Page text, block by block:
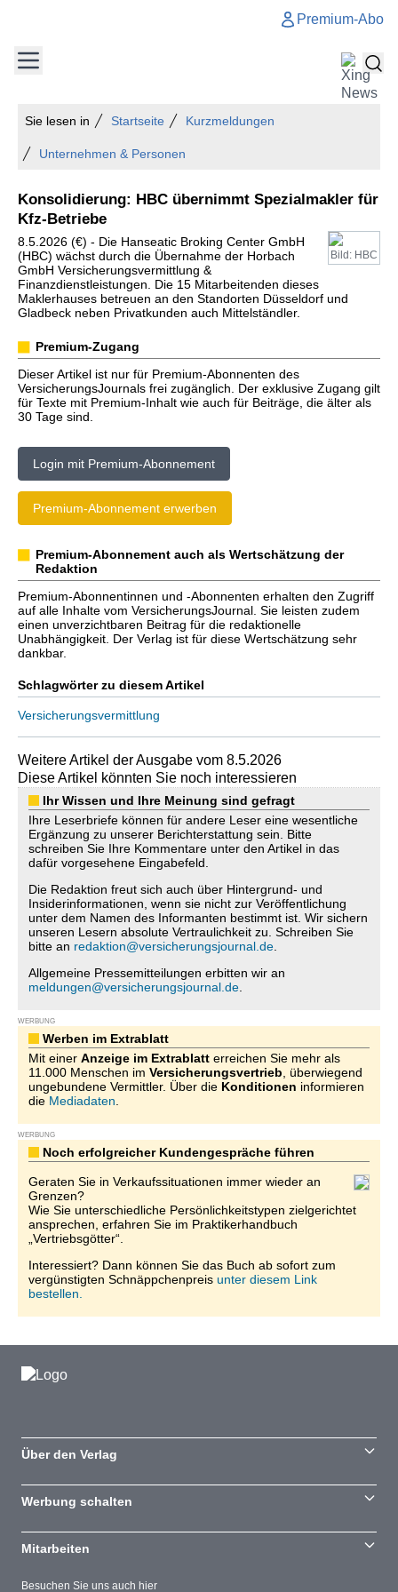
Premium-Abo
Sie lesen in Startseite Kurzmeldungen
Unternehmen & Personen
Konsolidierung: HBC übernimmt Spezialmakler für
Kfz-Betriebe
Bild: HBC
8.5.2026 (€) - Die Hanseatic Broking Center GmbH
(HBC) wächst durch die Übernahme der Horbach
GmbH Versicherungsvermittlung &
Finanzdienstleistungen. Die 15 Mitarbeitenden dieses
Maklerhauses betreuen an den Standorten Düsseldorf und
Gladbeck neben Privatkunden auch Mittelständler.
Premium-Zugang
Dieser Artikel ist nur für Premium-Abonnenten des
VersicherungsJournals frei zugänglich. Der exklusive Zugang gilt
für Texte mit Premium-Inhalt wie auch für Beiträge, die älter als
30 Tage sind.
Login mit Premium-Abonnement
Premium-Abonnement erwerben
Premium-Abonnement auch als Wertschätzung der
Redaktion
Premium-Abonnentinnen und -Abonnenten erhalten den Zugriff
auf alle Inhalte vom VersicherungsJournal. Sie leisten zudem
einen unverzichtbaren Beitrag für die redaktionelle
Unabhängigkeit. Der Verlag ist für diese Wertschätzung sehr
dankbar.
Schlagwörter zu diesem Artikel
Versicherungsvermittlung
Weitere Artikel der Ausgabe vom 8.5.2026
Diese Artikel könnten Sie noch interessieren
Ihr Wissen und Ihre Meinung sind gefragt
Ihre Leserbriefe können für andere Leser eine wesentliche
Ergänzung zu unserer Berichterstattung sein. Bitte
schreiben Sie Ihre Kommentare unter den Artikel in das
dafür vorgesehene Eingabefeld.
Die Redaktion freut sich auch über Hintergrund- und
Insiderinformationen, wenn sie nicht zur Veröffentlichung
unter dem Namen des Informanten bestimmt ist. Wir sichern
unseren Lesern absolute Vertraulichkeit zu. Schreiben Sie
bitte an redaktion@versicherungsjournal.de
Allgemeine Pressemitteilungen erbitten wir an
meldungen@versicherungsjournal.de
WERBUNG
Werben im Extrablatt
Mit einer Anzeige im Extrablatt erreichen Sie mehr als
11.000 Menschen im Versicherungsvertrieb , überwiegend
ungebundene Vermittler. Über die Konditionen informieren
die Mediadaten
WERBUNG
Noch erfolgreicher Kundengespräche führen
Geraten Sie in Verkaufssituationen immer wieder an
Grenzen?
Wie Sie unterschiedliche Persönlichkeitstypen zielgerichtet
ansprechen, erfahren Sie im Praktikerhandbuch
„Vertriebsgötter“.
Interessiert? Dann können Sie das Buch ab sofort zum
vergünstigten Schnäppchenpreis unter diesem Link
bestellen.
Besuchen Sie uns auch hier
Über den Verlag
Werbung schalten
Mitarbeiten